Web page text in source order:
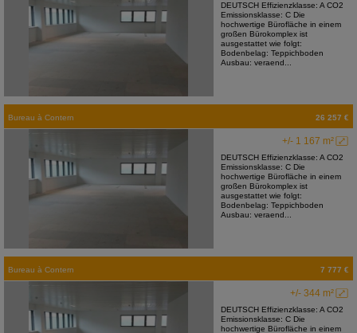
DEUTSCH Effizienzklasse: A CO2
Emissionsklasse: C Die
hochwertige Bürofläche in einem
großen Bürokomplex ist
ausgestattet wie folgt:
Bodenbelag: Teppichboden
Ausbau: veraend...
Bureau à Contern 26 257 €
+/- 1 167 m²
DEUTSCH Effizienzklasse: A CO2
Emissionsklasse: C Die
hochwertige Bürofläche in einem
großen Bürokomplex ist
ausgestattet wie folgt:
Bodenbelag: Teppichboden
Ausbau: veraend...
Bureau à Contern 7 777 €
+/- 344 m²
DEUTSCH Effizienzklasse: A CO2
Emissionsklasse: C Die
hochwertige Bürofläche in einem